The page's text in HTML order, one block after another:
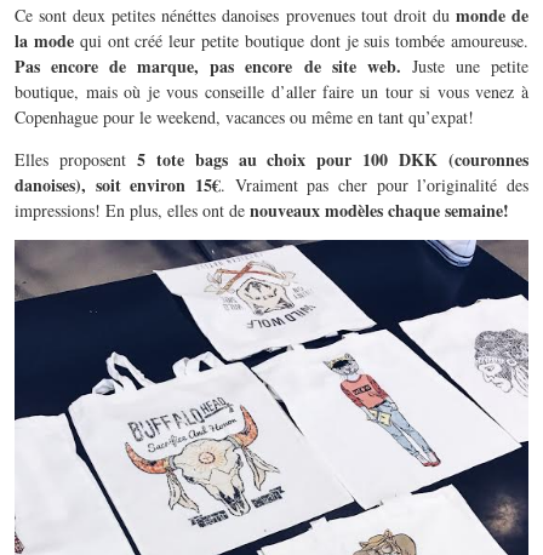
Ce sont deux petites nénéttes danoises provenues tout droit du monde de
la modequi ont créé leur petite boutique dont je suis tombée amoureuse.
Pas encore de marque, pas encore de site web. Juste une petite
boutique, mais où je vous conseille d’aller faire un tour si vous venez à
Copenhague pour le weekend, vacances ou même en tant qu’expat!
Elles proposent 5 tote bags au choix pour 100 DKK (couronnes
danoises), soit environ 15€. Vraiment pas cher pour l’originalité des
impressions! En plus, elles ont de nouveaux modèles chaque semaine!